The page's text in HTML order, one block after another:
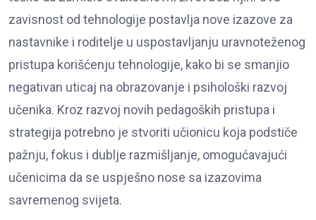
zavisnost od tehnologije postavlja nove izazove za
nastavnike i roditelje u uspostavljanju uravnoteženog
pristupa korišćenju tehnologije, kako bi se smanjio
negativan uticaj na obrazovanje i psihološki razvoj
učenika. Kroz razvoj novih pedagoških pristupa i
strategija potrebno je stvoriti učionicu koja podstiče
pažnju, fokus i dublje razmišljanje, omogućavajući
učenicima da se uspješno nose sa izazovima
savremenog svijeta.